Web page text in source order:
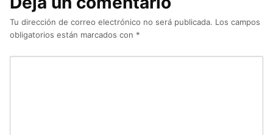
Tu dirección de correo electrónico no será publicada. Los campos
obligatorios están marcados con *